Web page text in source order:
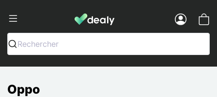
Dealy - Fundas y accesorios para
Rechercher
Oppo